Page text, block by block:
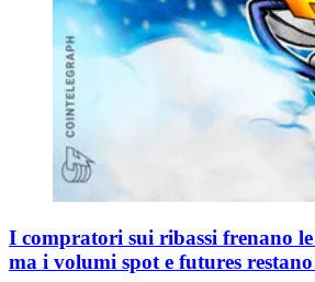
I compratori sui ribassi frenano
ma i volumi spot e futures